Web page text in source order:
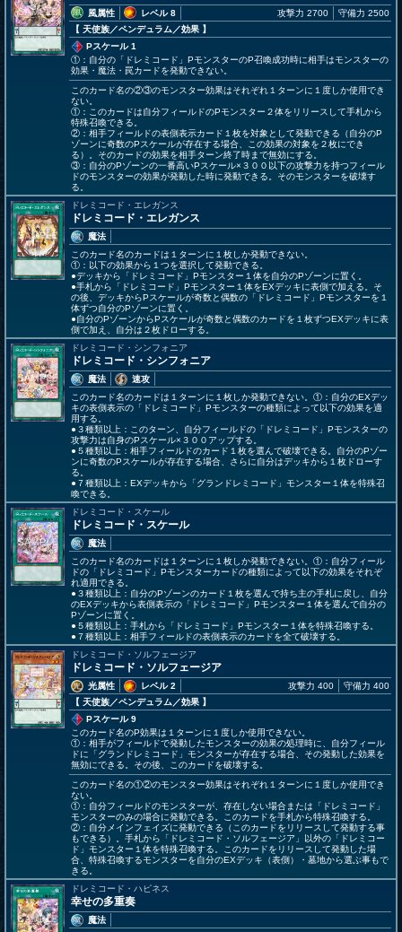
風属性
レベル 8
【 天使族／ペンデュラム／効果 】
攻撃力 2700 守備力 2500
Pスケール 1
①：自分の「ドレミコード」PモンスターのP召喚成功時に相手はモンスターの
効果・魔法・罠カードを発動できない。
このカード名の②③のモンスター効果はそれぞれ１ターンに１度しか使用でき
ない。
①：このカードは自分フィールドのPモンスター２体をリリースして手札から
特殊召喚できる。
②：相手フィールドの表側表示カード１枚を対象として発動できる（自分のP
ゾーンに奇数のPスケールが存在する場合、この効果の対象を２枚にでき
る）。そのカードの効果を相手ターン終了時まで無効にする。
③：自分のPゾーンの一番高いPスケール×３００以下の攻撃力を持つフィール
ドのモンスターの効果が発動した時に発動できる。そのモンスターを破壊す
る。
ドレミコード・エレガンス
ドレミコード・エレガンス
魔法
このカード名のカードは１ターンに１枚しか発動できない。
①：以下の効果から１つを選択して発動できる。
●デッキから「ドレミコード」Pモンスター１体を自分のPゾーンに置く。
●手札から「ドレミコード」Pモンスター１体をEXデッキに表側で加える。そ
の後、デッキからPスケールが奇数と偶数の「ドレミコード」Pモンスターを１
体ずつ自分のPゾーンに置く。
●自分のPゾーンからPスケールが奇数と偶数のカードを１枚ずつEXデッキに表
側で加え、自分は２枚ドローする。
ドレミコード・シンフォニア
ドレミコード・シンフォニア
魔法
速攻
このカード名のカードは１ターンに１枚しか発動できない。①：自分のEXデッ
キの表側表示の「ドレミコード」Pモンスターの種類によって以下の効果を適
用する。
●３種類以上：このターン、自分フィールドの「ドレミコード」Pモンスターの
攻撃力は自身のPスケール×３００アップする。
●５種類以上：相手フィールドのカード１枚を選んで破壊できる。自分のPゾー
ンに奇数のPスケールが存在する場合、さらに自分はデッキから１枚ドローす
る。
●７種類以上：EXデッキから「グランドレミコード」モンスター１体を特殊召
喚できる。
ドレミコード・スケール
ドレミコード・スケール
魔法
このカード名のカードは１ターンに１枚しか発動できない。①：自分フィール
ドの「ドレミコード」Pモンスターカードの種類によって以下の効果をそれぞ
れ適用できる。
●３種類以上：自分のPゾーンのカード１枚を選んで持ち主の手札に戻し、自分
のEXデッキから表側表示の「ドレミコード」Pモンスター１体を選んで自分の
Pゾーンに置く。
●５種類以上：手札から「ドレミコード」Pモンスター１体を特殊召喚する。
●７種類以上：相手フィールドの表側表示のカードを全て破壊する。
ドレミコード・ソルフェージア
ドレミコード・ソルフェージア
光属性
レベル 2
【 天使族／ペンデュラム／効果 】
攻撃力 400 守備力 400
Pスケール 9
このカード名のP効果は１ターンに１度しか使用できない。
①：相手がフィールドで発動したモンスターの効果の処理時に、自分フィール
ドに「グランドレミコード」モンスターが存在する場合、その発動した効果を
無効にできる。その後、このカードを破壊する。
このカード名の①②のモンスター効果はそれぞれ１ターンに１度しか使用でき
ない。
①：自分フィールドのモンスターが、存在しない場合または「ドレミコード」
モンスターのみの場合に発動できる。このカードを手札から特殊召喚する。
②：自分メインフェイズに発動できる（このカードをリリースして発動する事
もできる）。手札から「ドレミコード・ソルフェージア」以外の「ドレミコー
ド」モンスター１体を特殊召喚する。このカードをリリースして発動した場
合、特殊召喚するモンスターを自分のEXデッキ（表側）・墓地から選ぶ事もで
きる。
ドレミコード・ハピネス
幸せの多重奏
魔法